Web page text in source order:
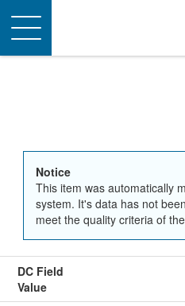
Toggle
navigation
Notice
This item was automatically
system. It's data has not
meet the quality criteria of
DC Field
Value